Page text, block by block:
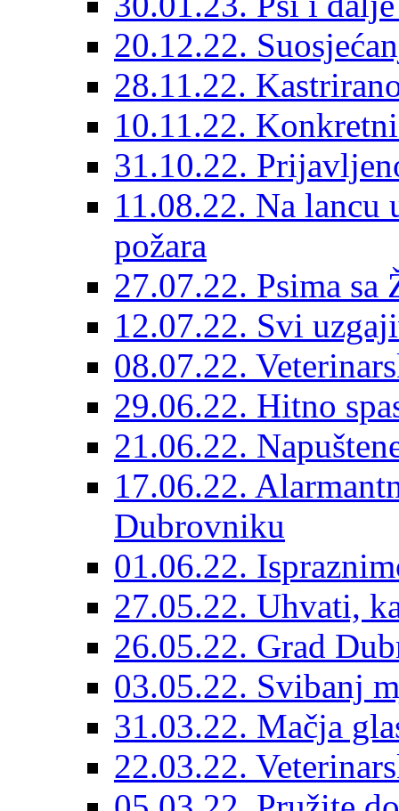
20.12.22.
28.11.22.
10.11.22.
31.10.22.
11.08.22. Na
požara
27.07.22. Psima sa
12.07.22. Svi
08.07.22.
29.06.22. Hitno
21.06.22.
17.06.22.
Dubrovniku
01.06.22.
27.05.22. Uhvati,
26.05.22. Grad
03.05.22. Svibanj
31.03.22. Mačja
22.03.22.